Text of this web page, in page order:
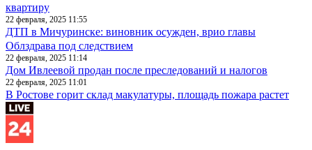
квартиру
22 февраля, 2025 11:55
ДТП в Мичуринске: виновник осужден, врио главы
Облздрава под следствием
22 февраля, 2025 11:14
Дом Ивлеевой продан после преследований и налогов
22 февраля, 2025 11:01
В Ростове горит склад макулатуры, площадь пожара растет